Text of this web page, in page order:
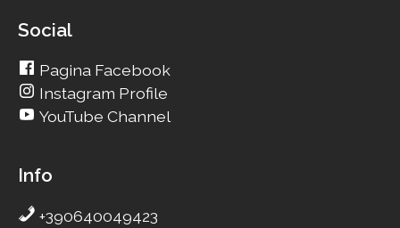
Social
Pagina Facebook
Instagram Profile
YouTube Channel
Info
+390640049423